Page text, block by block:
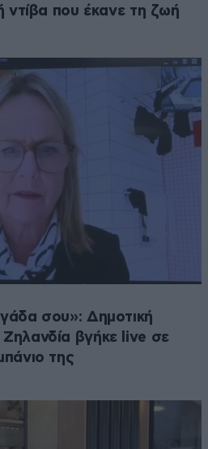
ντίβα που έκανε τη ζωή
σου»: Δημοτική
βγήκε live σε
της